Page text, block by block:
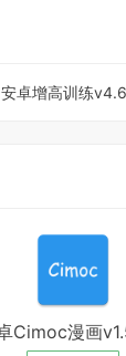
安卓增高训练